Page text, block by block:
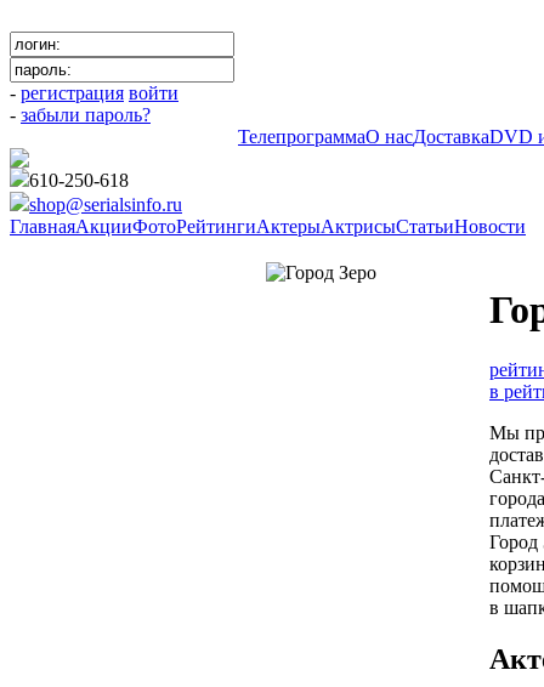
- регистрация войти
- забыли пароль?
ТелепрограммаО насДоставкаDVD
610-250-618
shop@serialsinfo.ru
ГлавнаяАкцииФотоРейтингиАктерыАктрисыСтатьиНовости
в
Мы
Город
в